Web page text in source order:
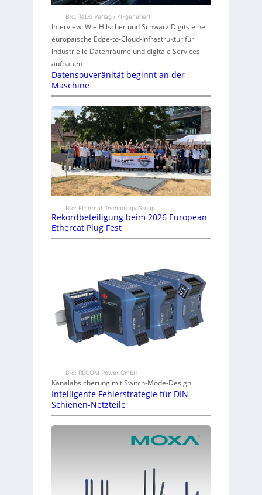
Bild: TeDo Verlag / KI-generiert
Interview: Wie Hilscher und Schwarz Digits eine
europäische Edge-to-Cloud-Infrastruktur für
industrielle Datenräume und digitale Services
aufbauen
Datensouveränität beginnt an der
Maschine
Bild: Ethercat Technology Group
Rekordbeteiligung beim 2026 European
Ethercat Plug Fest
Bild: RECOM Power GmbH
Kanalabsicherung mit Switch-Mode-Design
Intelligente Fehlerstrategie für DIN-
Schienen-Netzteile